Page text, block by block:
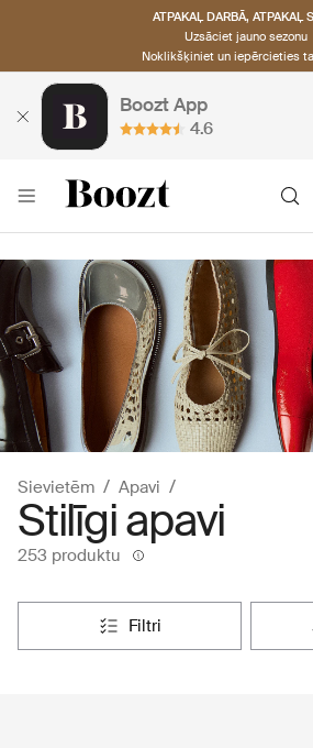
ATPAKAĻ DARBĀ, ATPAKAĻ
Uzsāciet jauno sezonu
Noklikšķiniet un iepērcieties
Boozt App
4.6
Sievietēm Apavi
Stilīgi apavi
253 produktu
filtri